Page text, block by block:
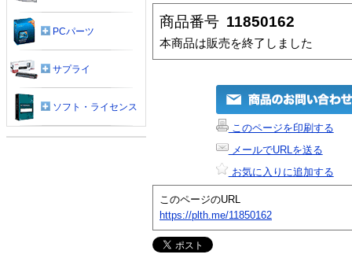
商品番号 11850162
本商品は販売を終了しました
このページを印刷する
メールでURLを送る
お気に入りに追加する
このページのURL
https://plth.me/11850162
PCパーツ
サプライ
ソフト・ライセンス